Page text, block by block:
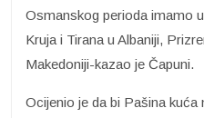
Osmanskog perioda imamo
Kruja i Tirana u Albaniji,
Makedoniji-kazao je Čapuni.
Ocijenio je da bi Pašina kuća